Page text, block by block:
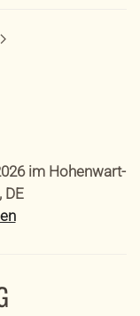
im Hohenwart-
DE